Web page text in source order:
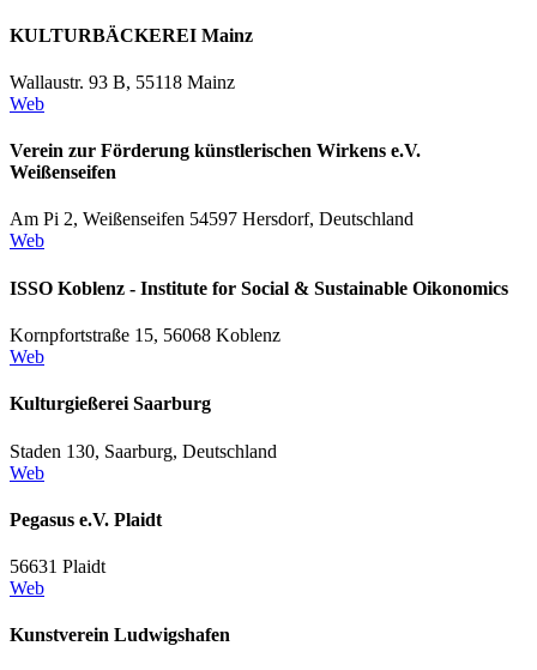
KULTURBÄCKEREI Mainz
Wallaustr. 93 B, 55118 Mainz
Web
Verein zur Förderung künstlerischen Wirkens e.V.
Weißenseifen
Am Pi 2, Weißenseifen 54597 Hersdorf, Deutschland
Web
ISSO Koblenz - Institute for Social & Sustainable Oikonomics
Kornpfortstraße 15, 56068 Koblenz
Web
Kulturgießerei Saarburg
Staden 130, Saarburg, Deutschland
Web
Pegasus e.V. Plaidt
56631 Plaidt
Web
Kunstverein Ludwigshafen